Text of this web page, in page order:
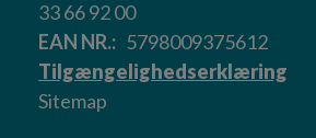
33 66 92 00
EAN NR.
5798009375612
Tilgængelighedserklæring
Sitemap